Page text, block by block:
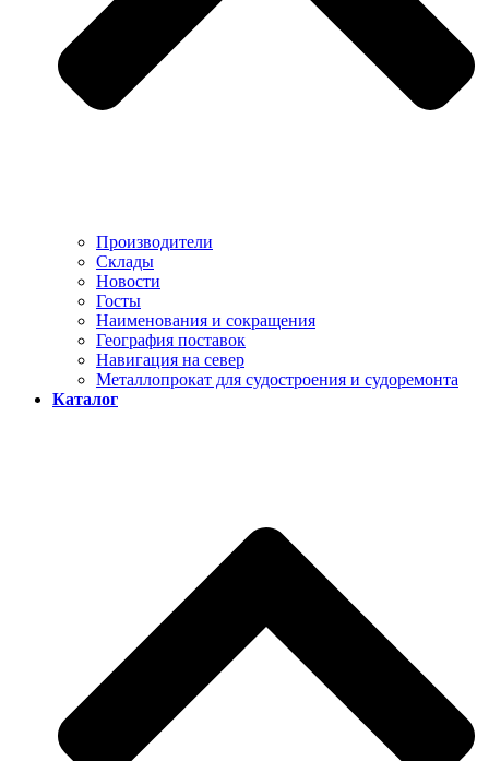
Производители
Склады
Новости
Госты
Наименования и сокращения
География поставок
Навигация на север
Металлопрокат для судостроения и судоремонта
Каталог